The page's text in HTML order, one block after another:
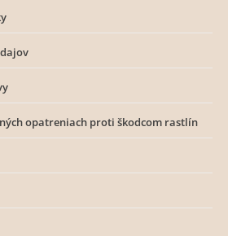
opatreniach proti škodcom rastlín